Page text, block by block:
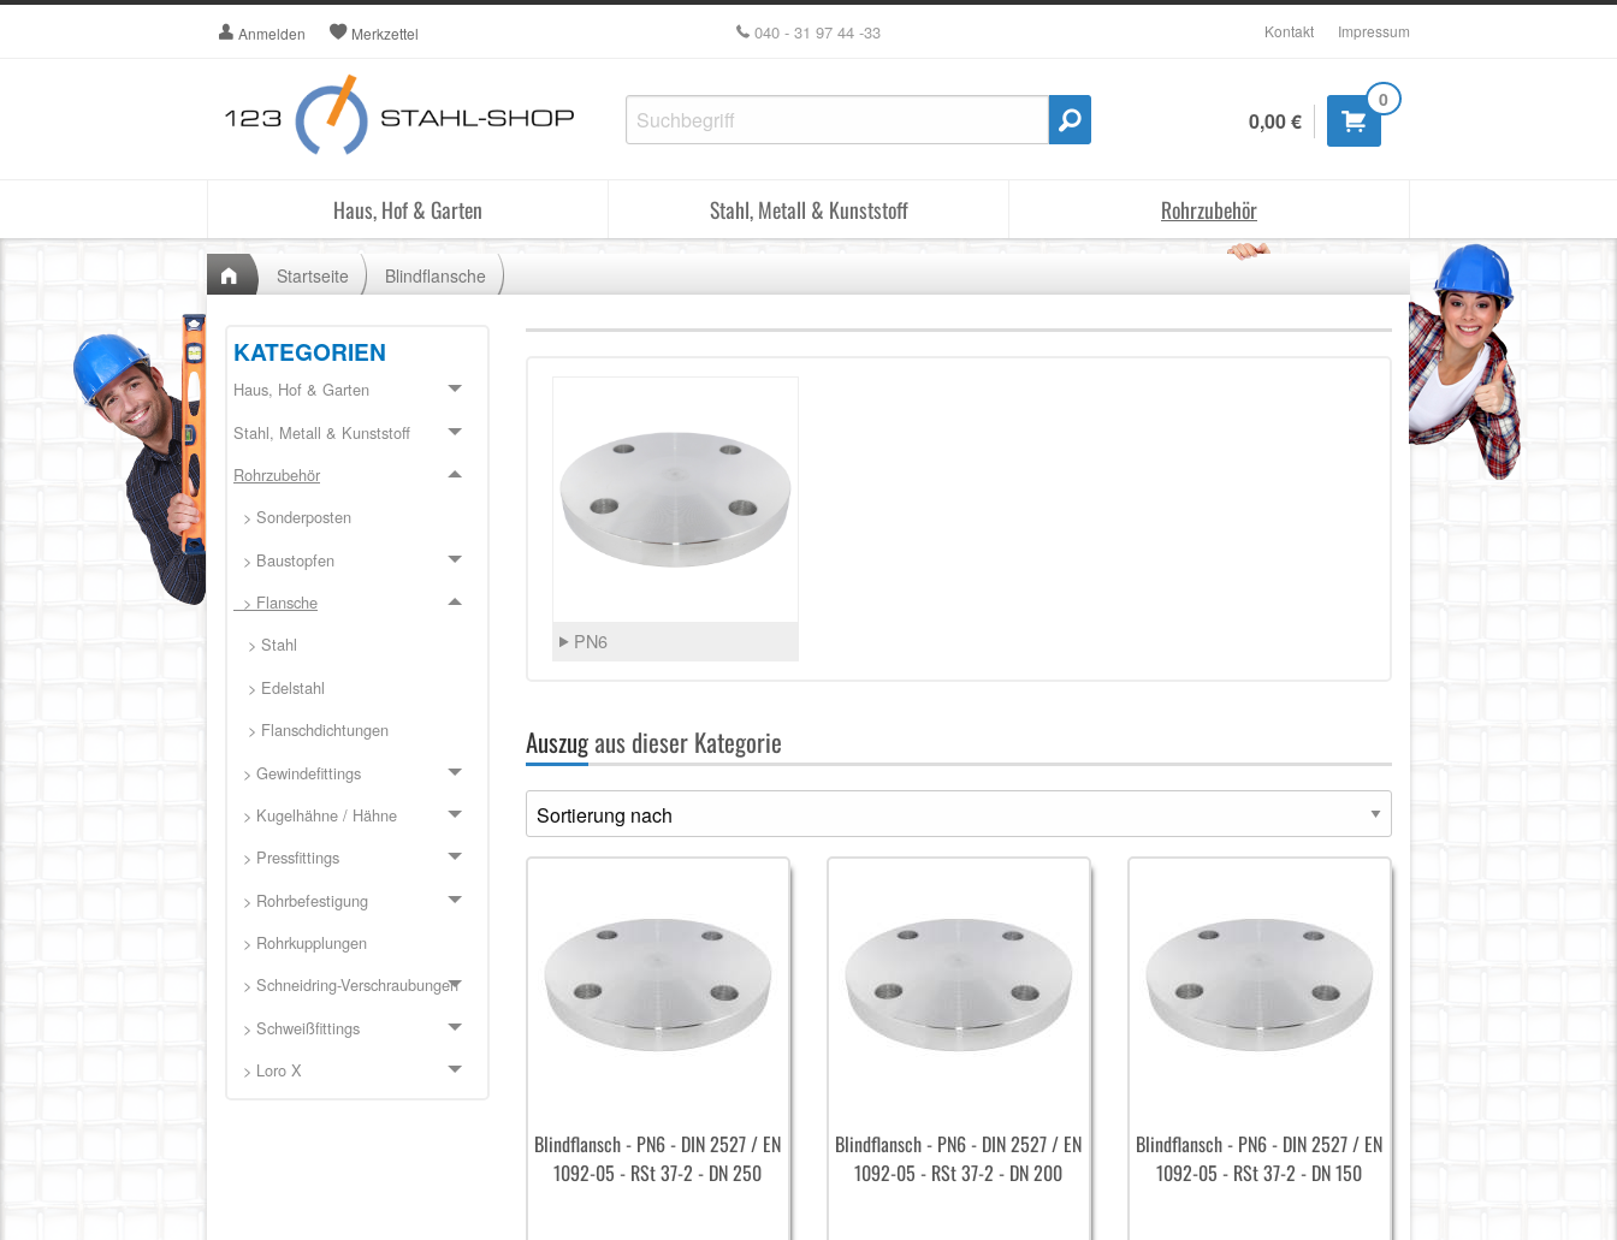
Anmelden Merkzettel 040 - 31 97 44 -33 Kontakt Impressum
0
0,00 €
Haus, Hof & Garten Stahl, Metall & Kunststoff Rohrzubehör
Startseite Blindflansche
KATEGORIEN
Haus, Hof & Garten
Stahl, Metall & Kunststoff
Rohrzubehör
> Sonderposten
> Baustopfen
> Flansche
> Stahl
> Edelstahl
> Flanschdichtungen
> Gewindefittings
> Kugelhähne / Hähne
> Pressfittings
> Rohrbefestigung
> Rohrkupplungen
> Schneidring-Verschraubungen
> Schweißfittings
> Loro X
PN6
Auszugaus dieser Kategorie
Blindflansch - PN6 - DIN 2527 / EN
1092-05 - RSt 37-2 - DN 250
Blindflansch - PN6 - DIN 2527 / EN
1092-05 - RSt 37-2 - DN 200
Blindflansch - PN6 - DIN 2527 / EN
1092-05 - RSt 37-2 - DN 150